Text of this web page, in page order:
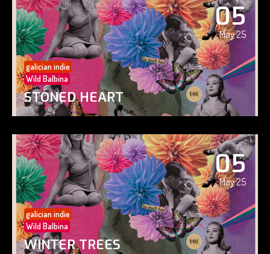
05
May 25
galician indie
Wild Balbina
STONED HEART
05
May 25
galician indie
Wild Balbina
WINTER TREES